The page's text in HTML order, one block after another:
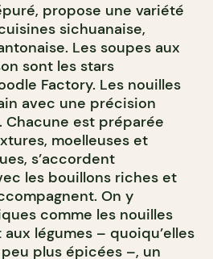
propose une variété
sichuanaise,
Les soupes aux
sont les stars
Factory. Les nouilles
avec une précision
est préparée
moelleuses et
s’accordent
les bouillons riches et
On y
comme les nouilles
légumes – quoiqu’elles
plus épicées –, un